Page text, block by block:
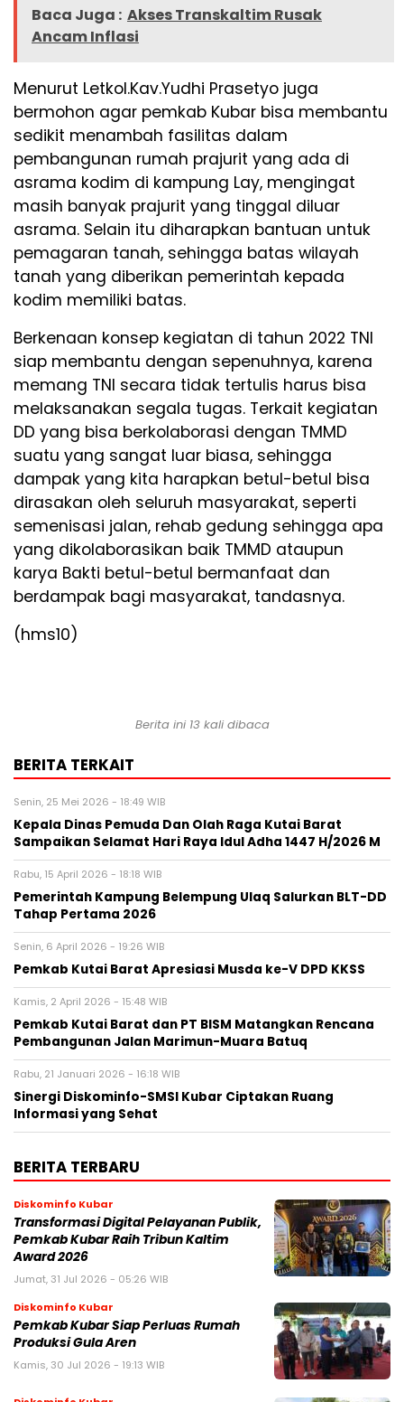
Baca Juga : Akses Transkaltim Rusak
Ancam Inflasi
Menurut Letkol.Kav.Yudhi Prasetyo juga
bermohon agar pemkab Kubar bisa membantu
sedikit menambah fasilitas dalam
pembangunan rumah prajurit yang ada di
asrama kodim di kampung Lay, mengingat
masih banyak prajurit yang tinggal diluar
asrama. Selain itu diharapkan bantuan untuk
pemagaran tanah, sehingga batas wilayah
tanah yang diberikan pemerintah kepada
kodim memiliki batas.
Berkenaan konsep kegiatan di tahun 2022 TNI
siap membantu dengan sepenuhnya, karena
memang TNI secara tidak tertulis harus bisa
melaksanakan segala tugas. Terkait kegiatan
DD yang bisa berkolaborasi dengan TMMD
suatu yang sangat luar biasa, sehingga
dampak yang kita harapkan betul-betul bisa
dirasakan oleh seluruh masyarakat, seperti
semenisasi jalan, rehab gedung sehingga apa
yang dikolaborasikan baik TMMD ataupun
karya Bakti betul-betul bermanfaat dan
berdampak bagi masyarakat, tandasnya.
(hms10)
Berita ini 13 kali dibaca
BERITA TERKAIT
Senin, 25 Mei 2026 - 18:49 WIB
Kepala Dinas Pemuda Dan Olah Raga Kutai Barat
Sampaikan Selamat Hari Raya Idul Adha 1447 H/2026 M
Rabu, 15 April 2026 - 18:18 WIB
Pemerintah Kampung Belempung Ulaq Salurkan BLT-DD
Tahap Pertama 2026
Senin, 6 April 2026 - 19:26 WIB
Pemkab Kutai Barat Apresiasi Musda ke-V DPD KKSS
Kamis, 2 April 2026 - 15:48 WIB
Pemkab Kutai Barat dan PT BISM Matangkan Rencana
Pembangunan Jalan Marimun-Muara Batuq
Rabu, 21 Januari 2026 - 16:18 WIB
Sinergi Diskominfo-SMSI Kubar Ciptakan Ruang
Informasi yang Sehat
BERITA TERBARU
Diskominfo Kubar
Transformasi Digital Pelayanan Publik,
Pemkab Kubar Raih Tribun Kaltim
Award 2026
Jumat, 31 Jul 2026 - 05:26 WIB
Diskominfo Kubar
Pemkab Kubar Siap Perluas Rumah
Produksi Gula Aren
Kamis, 30 Jul 2026 - 19:13 WIB